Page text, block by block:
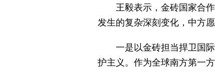
王毅表示，金砖国家合
发生的复杂深刻变化，中方
一是以金砖担当捍卫国
护主义。作为全球南方第一